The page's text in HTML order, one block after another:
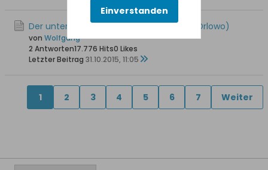
Der untergegangene Friedhof in Orloff (Orlowo)
von Wolfgang
2 Antworten17.776 Hits0 Likes
Letzter Beitrag 31.10.2015, 11:05
1 2 3 4 5 6 7 Weiter
Einverstanden